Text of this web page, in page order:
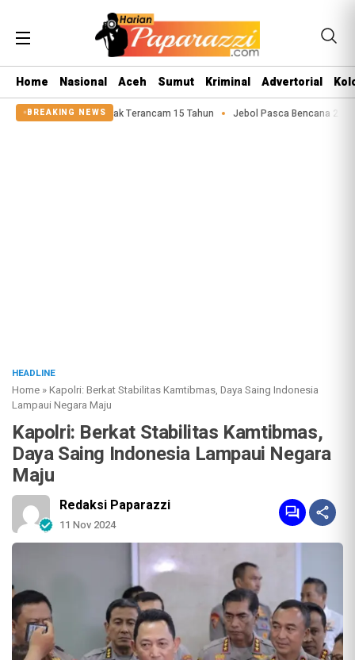
Home Nasional Aceh Sumut Kriminal Advertorial
BREAKING NEWS
Asusila Anak Terancam 15 Tahun Jebol Pasca Bencana 2025, Tanggul
HEADLINE
Home »Kapolri: Berkat Stabilitas Kamtibmas, Daya Saing Indonesia
Lampaui Negara Maju
Kapolri: Berkat Stabilitas Kamtibmas,
Daya Saing Indonesia Lampaui Negara
Maju
Redaksi Paparazzi
11 Nov 2024